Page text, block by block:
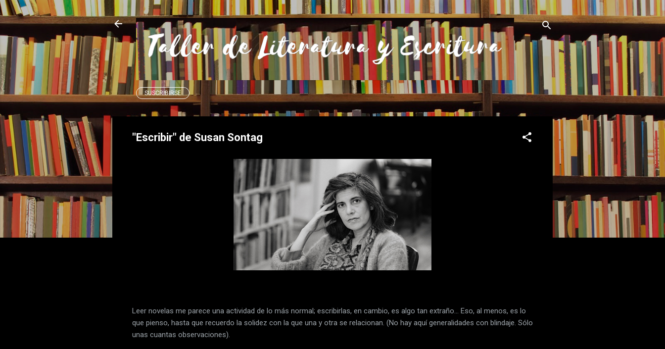
Ir al contenido principal
SUSCRIBIRSE
"Escribir" de Susan Sontag
Leer novelas me parece una actividad de lo más normal; escribirlas, en cambio, es algo tan extraño… Eso, al menos, es lo
que pienso, hasta que recuerdo la solidez con la que una y otra se relacionan. (No hay aquí generalidades con blindaje. Sólo
unas cuantas observaciones).